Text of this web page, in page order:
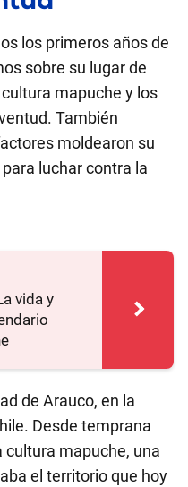
los primeros años de
sobre su lugar de
mapuche y los
También
moldearon su
luchar contra la
vida y
de Arauco, en la
Desde temprana
cultura mapuche, una
el territorio que hoy